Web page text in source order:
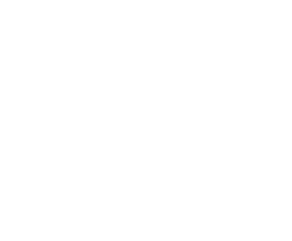
ズン「鹿パス」